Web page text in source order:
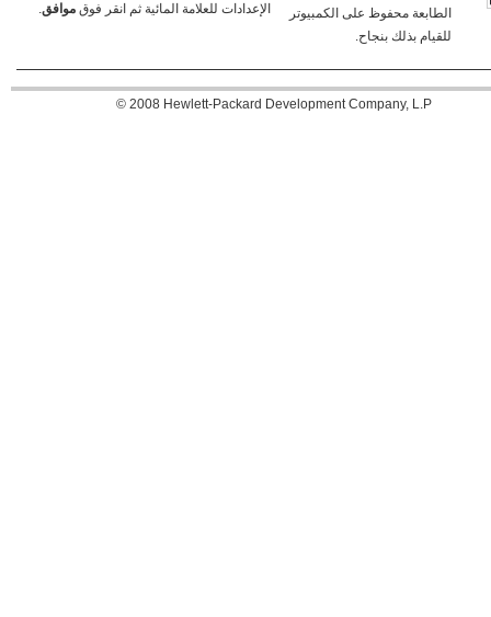
الطابعة محفوظ على الكمبيوتر
للقيام بذلك بنجاح.
الإعدادات للعلامة المائية ثم انقر فوق موافق.
‪© 2008 Hewlett-Packard Development Company, L.P‬